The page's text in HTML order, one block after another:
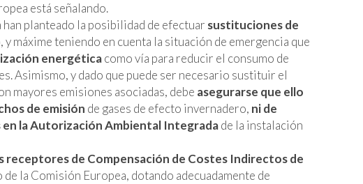
está señalando.
planteado la posibilidad de efectuar sustituciones de
máxime teniendo en cuenta la situación de emergencia que
energéticacomo vía para reducir el consumo de
Asimismo, y dado que puede ser necesario sustituir el
mayores emisiones asociadas, debe asegurarse que ello
de emisión de gases de efecto invernadero, ni de
la Autorización Ambiental Integradade la instalación
receptores de Compensación de Costes Indirectos de
la Comisión Europea, dotando adecuadamente de